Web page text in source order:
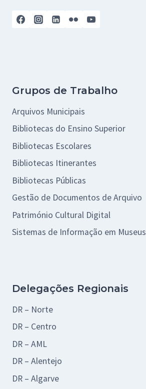
Grupos de Trabalho
Arquivos Municipais
Bibliotecas do Ensino Superior
Bibliotecas Escolares
Bibliotecas Itinerantes
Bibliotecas Públicas
Gestão de Documentos de Arquivo
Património Cultural Digital
Sistemas de Informação em Museus
Delegações Regionais
DR – Norte
DR – Centro
DR – AML
DR – Alentejo
DR – Algarve